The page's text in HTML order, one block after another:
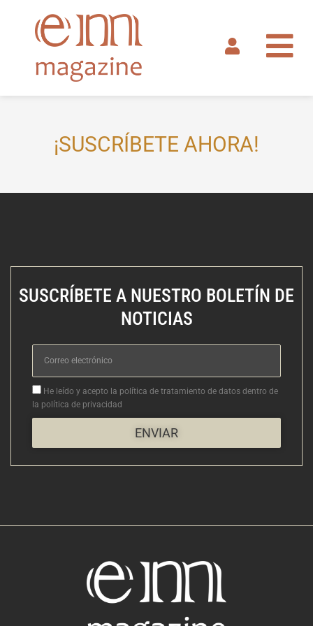
contenido
¡SUSCRÍBETE AHORA!
SUSCRÍBETE A NUESTRO BOLETÍN DE
NOTICIAS
Correo
electrónico
Aceptacion
He leído y acepto la política de tratamiento de datos dentro de
la política de privacidad
ENVIAR